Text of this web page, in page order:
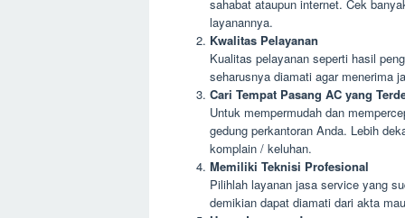
sahabat ataupun internet. Cek
layanannya.
Kwalitas Pelayanan
Kualitas pelayanan seperti hasil
seharusnya diamati agar menerima
Cari Tempat Pasang AC yang
Untuk mempermudah dan
gedung perkantoran Anda. Lebih
komplain / keluhan.
Memiliki Teknisi Profesional
Pilihlah layanan jasa service yang
demikian dapat diamati dari akta